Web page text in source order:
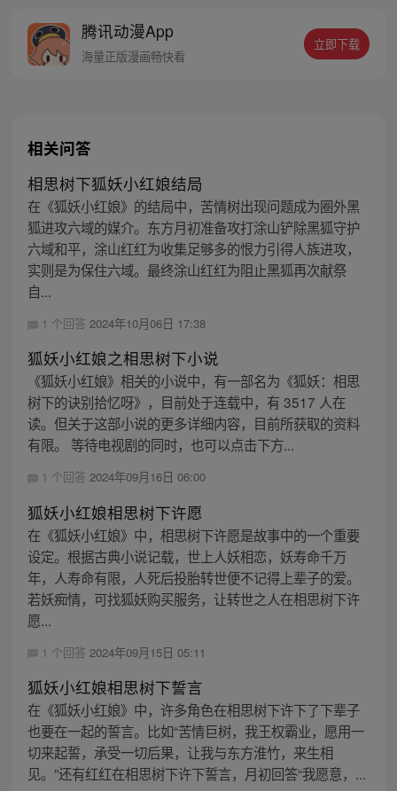
腾讯动漫App
海量正版漫画畅快看
立即下载
相关问答
相思树下狐妖小红娘结局
在《狐妖小红娘》的结局中，苦情树出现问题成为圈外黑
狐进攻六域的媒介。东方月初准备攻打涂山铲除黑狐守护
六域和平，涂山红红为收集足够多的恨力引得人族进攻，
实则是为保住六域。最终涂山红红为阻止黑狐再次献祭
自...
1 个回答 2024年10月06日 17:38
狐妖小红娘之相思树下小说
《狐妖小红娘》相关的小说中，有一部名为《狐妖：相思
树下的诀别拾忆呀》，目前处于连载中，有 3517 人在
读。但关于这部小说的更多详细内容，目前所获取的资料
有限。 等待电视剧的同时，也可以点击下方...
1 个回答 2024年09月16日 06:00
狐妖小红娘相思树下许愿
在《狐妖小红娘》中，相思树下许愿是故事中的一个重要
设定。根据古典小说记载，世上人妖相恋，妖寿命千万
年，人寿命有限，人死后投胎转世便不记得上辈子的爱。
若妖痴情，可找狐妖购买服务，让转世之人在相思树下许
愿...
1 个回答 2024年09月15日 05:11
狐妖小红娘相思树下誓言
在《狐妖小红娘》中，许多角色在相思树下许下了下辈子
也要在一起的誓言。比如“苦情巨树，我王权霸业，愿用一
切来起誓，承受一切后果，让我与东方淮竹，来生相
见。”还有红红在相思树下许下誓言，月初回答“我愿意，...